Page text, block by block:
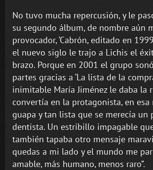
No tuvo mucha repercusión, y le
su segundo álbum, de nombre aún
provocador, ‘Cabrón, editado en
el nuevo siglo le trajo a Lichis el
brazo. Porque en 2001 el grupo
partes gracias a ‘La lista de la
inimitable María Jiménez le daba la
convertía en la protagonista, en esa
guapa y tan lista que se merecía un
dentista. Un estribillo impagable
también tapaba otro mensaje
quedas a mi lado y el mundo me
amable, más humano, menos raro”.